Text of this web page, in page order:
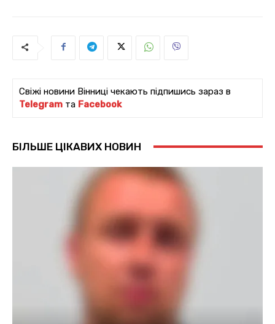
Свіжі новини Вінниці чекають підпишись зараз в
Telegram та Facebook
БІЛЬШЕ ЦІКАВИХ НОВИН